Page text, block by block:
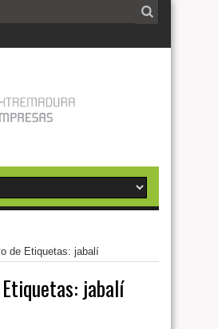
de Etiquetas: jabalí
jabalí